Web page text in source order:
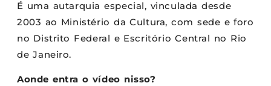
É uma autarquia especial, vinculada desde
2003 ao Ministério da Cultura, com sede e foro
no Distrito Federal e Escritório Central no Rio
de Janeiro.
Aonde entra o vídeo nisso?